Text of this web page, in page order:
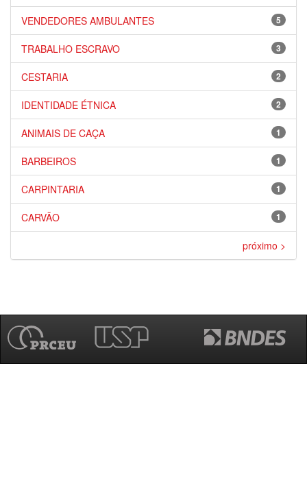
5
VENDEDORES AMBULANTES
3
TRABALHO ESCRAVO
2
CESTARIA
2
IDENTIDADE ÉTNICA
1
ANIMAIS DE CAÇA
1
BARBEIROS
1
CARPINTARIA
1
CARVÃO
próximo >